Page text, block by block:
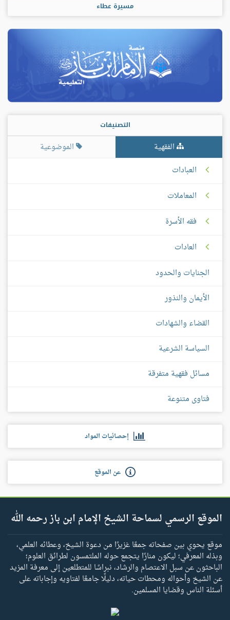
مسيرة عطاء
التصنيفات
الفقهية
الموضوعية
العبادات
المعاملات
فقه الأسرة
العادات
الجنايات والحدود
الأيمان والنذور
القضاء والشهادات
السياسة الشرعية
مسائل فقهية متفرقة
فتاوى متنوعة
إحصائيات المواد
عن الموقع
الموقع الرسمي لسماحة الشيخ الإمام ابن باز رحمه الله
موقع يحوي بين صفحاته جمعًا غزيرًا من دعوة الشيخ، وعطائه العلمي،
وبذله المعرفي؛ ليكون منارًا يتجمع حوله الملتمسون لطرائق العلوم؛
الباحثون عن سبل الاعتصام والرشاد، نبراسًا للمتطلعين إلى معرفة المزيد
عن الشيخ وأحواله ومحطات حياته، دليلًا جامعًا لفتاويه وإجاباته على
أسئلة الناس وقضايا المسلمين.